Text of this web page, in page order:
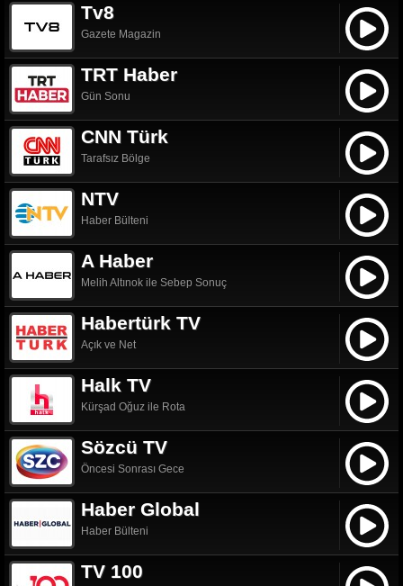
Tv8
Gazete Magazin
TRT Haber
Gün Sonu
CNN Türk
Tarafsız Bölge
NTV
Haber Bülteni
A Haber
Melih Altınok ile Sebep Sonuç
Habertürk TV
Açık ve Net
Halk TV
Kürşad Oğuz ile Rota
Sözcü TV
Öncesi Sonrası Gece
Haber Global
Haber Bülteni
TV 100